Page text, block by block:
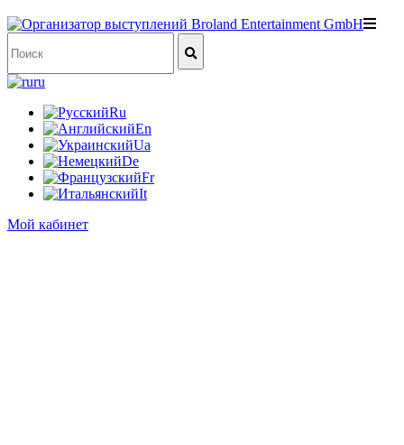
ru
Ru
En
Ua
De
Fr
It
Мой кабинет